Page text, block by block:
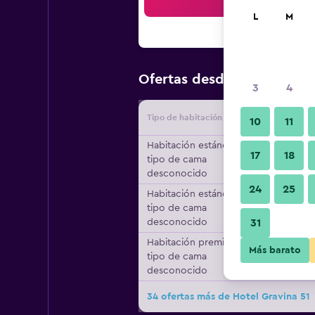
Ofertas desde Oferta
Tipo de habitación
Habitación estándar,
tipo de cama
desconocido
Habitación estándar,
tipo de cama
desconocido
Habitación premier,
tipo de cama
desconocido
34 ofertas más de Hotel Gravina 51
L M
3 4
10 11
17 18
24 25
31
Más barato